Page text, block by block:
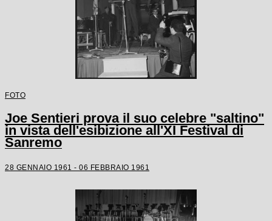
FOTO
Joe Sentieri prova il suo celebre "saltino"
in vista dell'esibizione all'XI Festival di
Sanremo
28 GENNAIO 1961 - 06 FEBBRAIO 1961